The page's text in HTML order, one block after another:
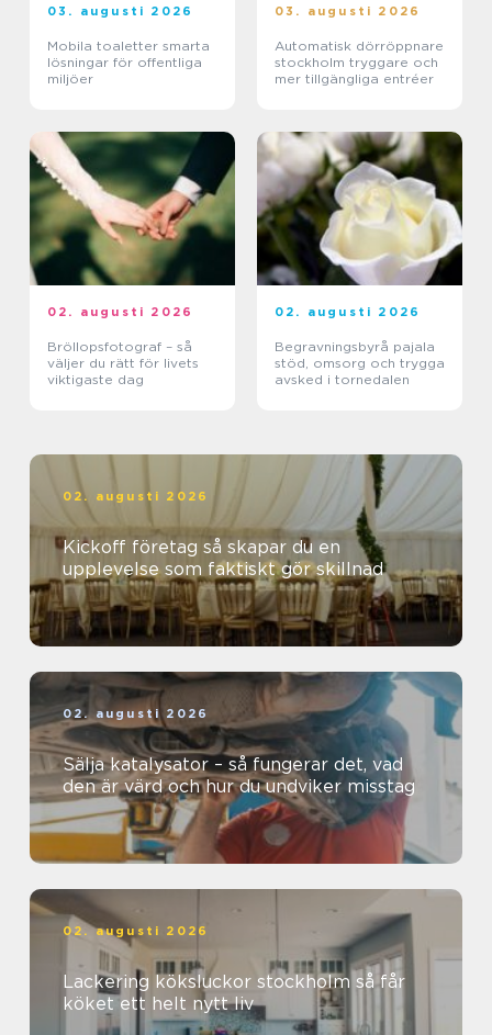
03. augusti 2026
Mobila toaletter smarta
lösningar för offentliga
miljöer
03. augusti 2026
Automatisk dörröppnare
stockholm tryggare och
mer tillgängliga entréer
02. augusti 2026
Bröllopsfotograf – så
väljer du rätt för livets
viktigaste dag
02. augusti 2026
Begravningsbyrå pajala
stöd, omsorg och trygga
avsked i tornedalen
02. augusti 2026
Kickoff företag så skapar du en
upplevelse som faktiskt gör skillnad
02. augusti 2026
Sälja katalysator – så fungerar det, vad
den är värd och hur du undviker misstag
02. augusti 2026
Lackering köksluckor stockholm så får
köket ett helt nytt liv